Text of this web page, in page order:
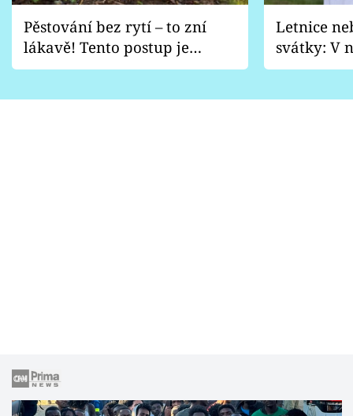
Pěstování bez rytí – to zní
lákavě! Tento postup je
vhodný jen pro některé
Letnice
svátky: V
pondělí